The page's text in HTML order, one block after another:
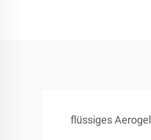
flüssiges Aerogel